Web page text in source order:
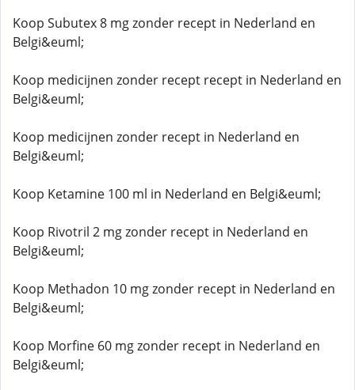
Koop Subutex 8 mg zonder recept in Nederland en
Belgi&euml;
Koop medicijnen zonder recept recept in Nederland en
Belgi&euml;
Koop medicijnen zonder recept in Nederland en
Belgi&euml;
Koop Ketamine 100 ml in Nederland en Belgi&euml;
Koop Rivotril 2 mg zonder recept in Nederland en
Belgi&euml;
Koop Methadon 10 mg zonder recept in Nederland en
Belgi&euml;
Koop Morfine 60 mg zonder recept in Nederland en
Belgi&euml;